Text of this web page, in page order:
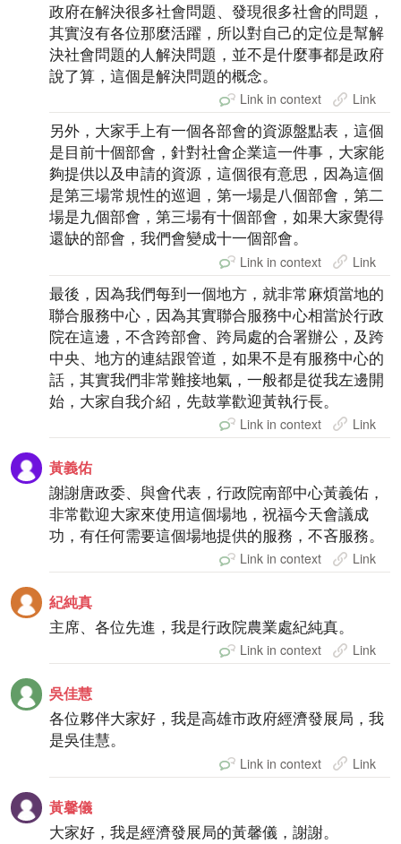
政府在解決很多社會問題、發現很多社會的問題，
其實沒有各位那麼活躍，所以對自己的定位是幫解
決社會問題的人解決問題，並不是什麼事都是政府
說了算，這個是解決問題的概念。
Link in context Link
另外，大家手上有一個各部會的資源盤點表，這個
是目前十個部會，針對社會企業這一件事，大家能
夠提供以及申請的資源，這個很有意思，因為這個
是第三場常規性的巡迴，第一場是八個部會，第二
場是九個部會，第三場有十個部會，如果大家覺得
還缺的部會，我們會變成十一個部會。
Link in context Link
最後，因為我們每到一個地方，就非常麻煩當地的
聯合服務中心，因為其實聯合服務中心相當於行政
院在這邊，不含跨部會、跨局處的合署辦公，及跨
中央、地方的連結跟管道，如果不是有服務中心的
話，其實我們非常難接地氣，一般都是從我左邊開
始，大家自我介紹，先鼓掌歡迎黃執行長。
Link in context Link
黃義佑
謝謝唐政委、與會代表，行政院南部中心黃義佑，
非常歡迎大家來使用這個場地，祝福今天會議成
功，有任何需要這個場地提供的服務，不吝服務。
Link in context Link
紀純真
主席、各位先進，我是行政院農業處紀純真。
Link in context Link
吳佳慧
各位夥伴大家好，我是高雄市政府經濟發展局，我
是吳佳慧。
Link in context Link
黃馨儀
大家好，我是經濟發展局的黃馨儀，謝謝。